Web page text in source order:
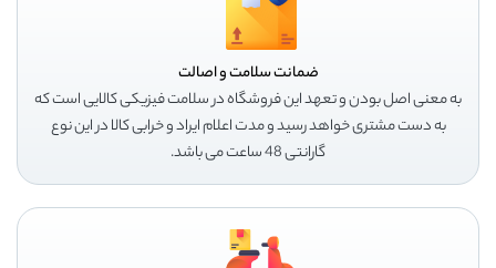
ضمانت سلامت و اصالت
به معنی اصل بودن و تعهد این فروشگاه در سلامت فیزیکی کالایی است که
به دست مشتری خواهد رسید و مدت اعلام ایراد و خرابی کالا در این نوع
گارانتی 48 ساعت می باشد.